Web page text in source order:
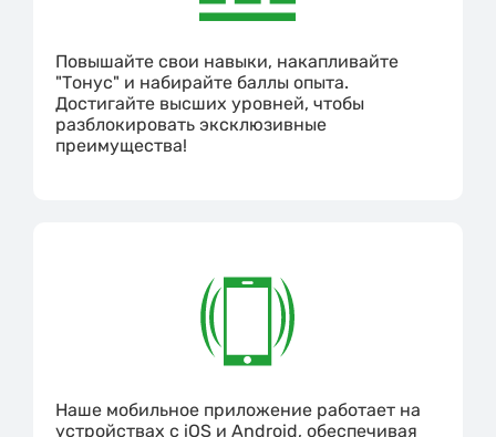
Повышайте свои навыки, накапливайте
"Тонус" и набирайте баллы опыта.
Достигайте высших уровней, чтобы
разблокировать эксклюзивные
преимущества!
Наше мобильное приложение работает на
устройствах с iOS и Android, обеспечивая